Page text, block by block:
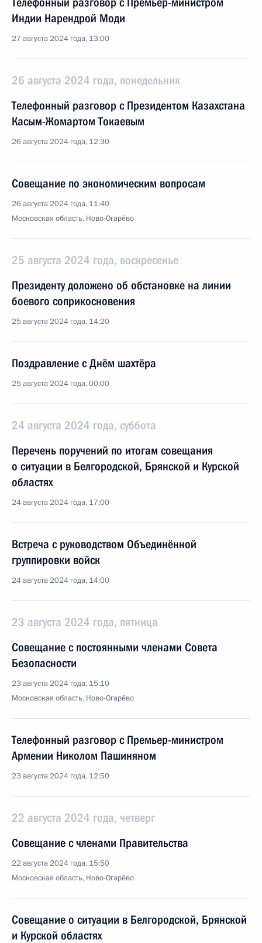
Индии Нарендрой Моди
27 августа 2024 года, 13:00
26 августа 2024 года, понедельник
Телефонный разговор с Президентом Казахстана
Касым-Жомартом Токаевым
26 августа 2024 года, 12:30
Совещание по экономическим вопросам
26 августа 2024 года, 11:40
Московская область, Ново-Огарёво
25 августа 2024 года, воскресенье
Президенту доложено об обстановке на линии
боевого соприкосновения
25 августа 2024 года, 14:20
Поздравление с Днём шахтёра
25 августа 2024 года, 00:00
24 августа 2024 года, суббота
Перечень поручений по итогам совещания
о ситуации в Белгородской, Брянской и Курской
областях
24 августа 2024 года, 17:00
Встреча с руководством Объединённой
группировки войск
24 августа 2024 года, 14:00
23 августа 2024 года, пятница
Совещание с постоянными членами Совета
Безопасности
23 августа 2024 года, 15:10
Московская область, Ново-Огарёво
Телефонный разговор с Премьер-министром
Армении Николом Пашиняном
23 августа 2024 года, 12:50
22 августа 2024 года, четверг
Совещание с членами Правительства
22 августа 2024 года, 15:50
Московская область, Ново-Огарёво
Совещание о ситуации в Белгородской, Брянской
и Курской областях